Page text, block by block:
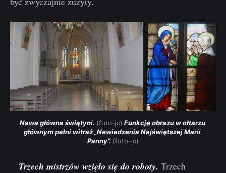
Nawa główna świątyni. (foto-jc) Funkcję obrazu w ołtarzu
głównym pełni witraż „Nawiedzenia Najświętszej Marii
Panny”. (foto-jc)
Trzech mistrzów wzięło się do roboty. Trzech